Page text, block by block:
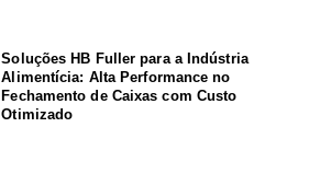
Soluções HB Fuller para a Indústria
Alimentícia: Alta Performance no
Fechamento de Caixas com Custo
Otimizado